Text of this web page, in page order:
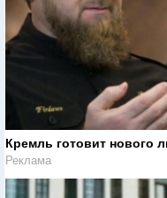
Кремль готовит нового
Реклама